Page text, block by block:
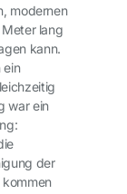
modernen
lang
kann.
ein
war ein
der